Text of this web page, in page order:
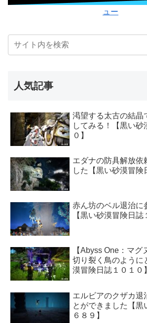
ュー
人気記事
渇望する太古の結晶
してみる！【黒い砂
０】
エダナの防具解放依
した【黒い砂漠冒険
赤ん坊のベル退治に
【黒い砂漠冒険日誌
【Abyss One：マ
切り裂く鳥のように
漠冒険日誌１０１０】
エルビアのクザカ退
とができました【黒
６８９】